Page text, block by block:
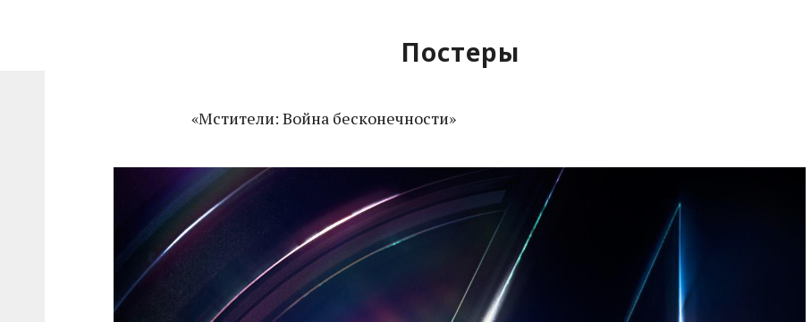
Постеры
«Мстители: Война бесконечности»